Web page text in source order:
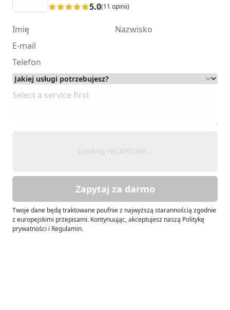
5.0(11 opinii)
Loading reCAPTCHA...
Zapytaj za darmo
Twoje dane będą traktowane poufnie z najwyższą starannością zgodnie
z europejskimi przepisami. Kontynuując, akceptujesz naszą Politykę
prywatności i Regulamin.